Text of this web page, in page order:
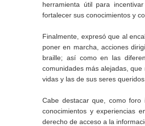
herramienta útil para
fortalecer sus conocimientos y
Finalmente, expresó que al
poner en marcha, acciones
braille; así como en las
comunidades más alejadas,
vidas y las de sus seres queridos.
Cabe destacar que, como foro
conocimientos y experiencias
derecho de acceso a la